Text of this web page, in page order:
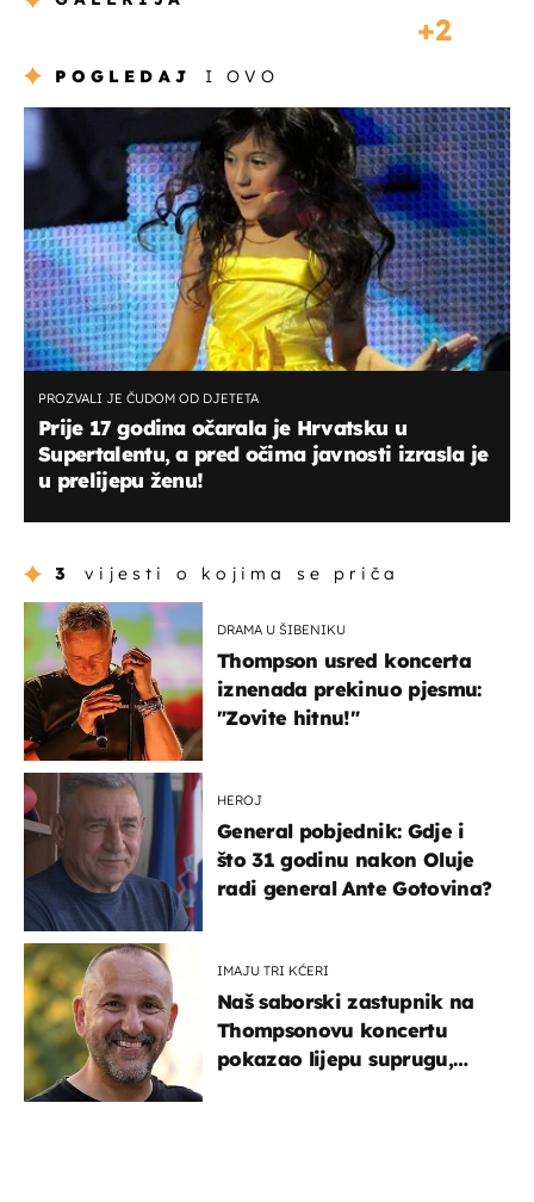
2
POGLEDAJ I OVO
PROZVALI JE ČUDOM OD DJETETA
Prije 17 godina očarala je Hrvatsku u
Supertalentu, a pred očima javnosti izrasla je
u prelijepu ženu!
3 vijesti o kojima se priča
DRAMA U ŠIBENIKU
Thompson usred koncerta
iznenada prekinuo pjesmu:
"Zovite hitnu!"
HEROJ
General pobjednik: Gdje i
što 31 godinu nakon Oluje
radi general Ante Gotovina?
IMAJU TRI KĆERI
Naš saborski zastupnik na
Thompsonovu koncertu
pokazao lijepu suprugu,